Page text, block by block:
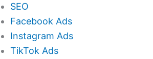
SEO
Facebook Ads
Instagram Ads
TikTok Ads